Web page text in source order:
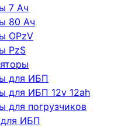
7 Ач
80 Ач
OPzV
PzS
для ИБП
для ИБП 12v 12ah
для погрузчиков
ИБП